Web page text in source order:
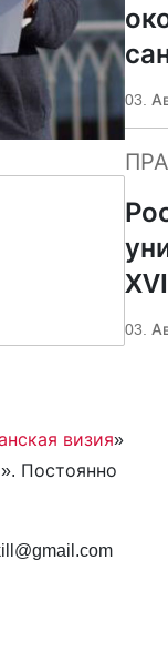
визия»
Постоянно
03.
03.